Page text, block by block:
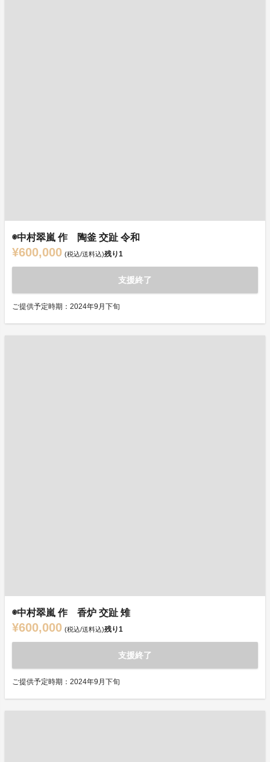
◉中村翠嵐 作 陶釜 交趾 令和
¥600,000 (税込/送料込)残り1
支援終了
ご提供予定時期：2024年9月下旬
◉中村翠嵐 作 香炉 交趾 雉
¥600,000 (税込/送料込)残り1
支援終了
ご提供予定時期：2024年9月下旬